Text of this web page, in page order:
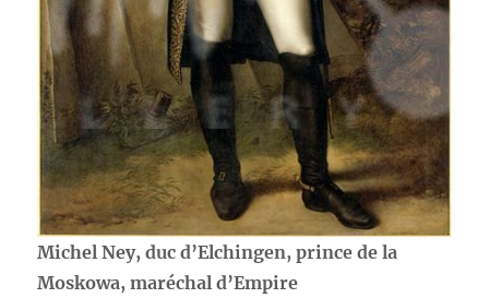
Michel Ney, duc d’Elchingen, prince de la
Moskowa, maréchal d’Empire